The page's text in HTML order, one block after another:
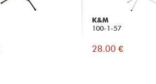
K&M
100-1-57
28.00 €